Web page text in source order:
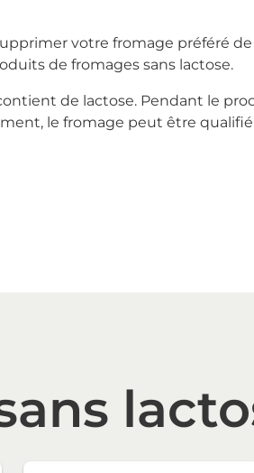
votre fromage préféré
de fromages sans lactose.
de lactose. Pendant le
le fromage peut être